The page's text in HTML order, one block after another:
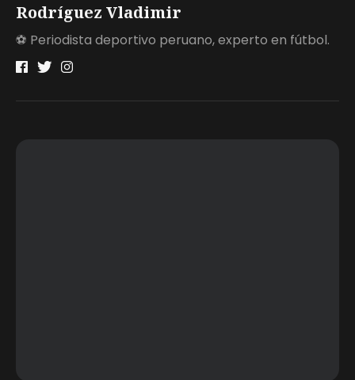
Rodríguez Vladimir
⚽ Periodista deportivo peruano, experto en fútbol.